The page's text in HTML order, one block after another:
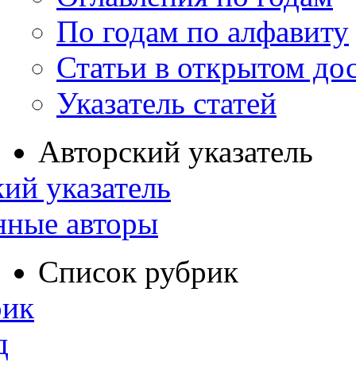
По годам по алфавиту
Статьи в открытом
Указатель статей
Авторский указатель
указатель
авторы
Список рубрик